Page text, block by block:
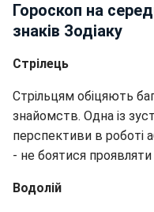
Гороскоп на
знаків Зодіаку
Стрілець
Стрільцям обіцяють
знайомств. Одна із
перспективи в роботі
- не боятися проявляти
Водолій